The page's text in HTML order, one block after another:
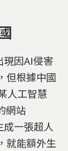
現因AI侵害
但根據中國
人工智慧
網站
成一張超人
就能額外生